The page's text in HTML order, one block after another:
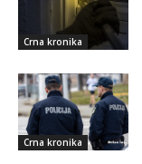
Crna kronika
Crna kronika